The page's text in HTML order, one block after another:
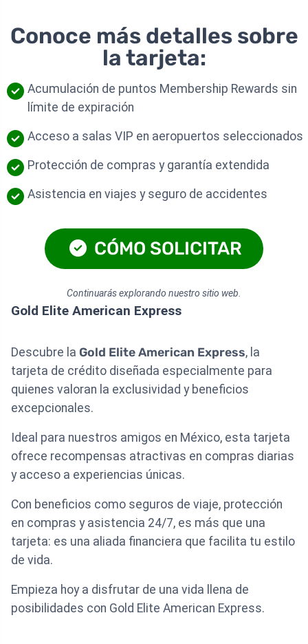
Conoce más detalles sobre
la tarjeta:
Acumulación de puntos Membership Rewards sin
límite de expiración
Acceso a salas VIP en aeropuertos seleccionados
Protección de compras y garantía extendida
Asistencia en viajes y seguro de accidentes
CÓMO SOLICITAR
Continuarás explorando nuestro sitio web.
Gold Elite American Express
Descubre la Gold Elite American Express, la
tarjeta de crédito diseñada especialmente para
quienes valoran la exclusividad y beneficios
excepcionales.
Ideal para nuestros amigos en México, esta tarjeta
ofrece recompensas atractivas en compras diarias
y acceso a experiencias únicas.
Con beneficios como seguros de viaje, protección
en compras y asistencia 24/7, es más que una
tarjeta: es una aliada financiera que facilita tu estilo
de vida.
Empieza hoy a disfrutar de una vida llena de
posibilidades con Gold Elite American Express.